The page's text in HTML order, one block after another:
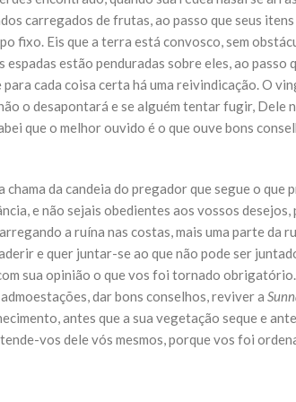
Ibn Al-Hussein (A.S.)
Diante da data em que
dos muçulmanos, o Imam Ali Ibn Al-
conhecido por “Zein Al-Ábidin” (Formosura
carregados de frutas, ao passo que seus
fixo. Eis que a terra está convosco, sem
estão penduradas sobre eles, ao
para cada coisa certa há uma reivindicação. O
o desapontará e se alguém tentar fugir,
que o melhor ouvido é o que ouve bons
da candeia do pregador que segue o
e não sejais obedientes aos vossos
a ruína nas costas, mais uma parte
e quer juntar-se ao que não pode ser
sua opinião o que vos foi tornado
dar bons conselhos, reviver a
antes que a sua vegetação seque e
vos dele vós mesmos, porque vos foi